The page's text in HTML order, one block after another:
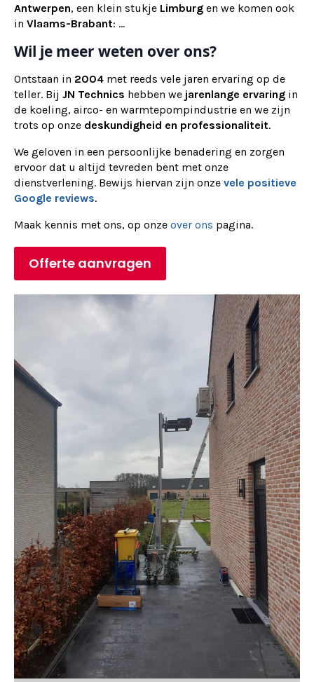
Antwerpen, een klein stukje Limburg en we komen ook
in Vlaams-Brabant: ...
Wil je meer weten over ons?
Ontstaan in 2004 met reeds vele jaren ervaring op de
teller. Bij JN Technics hebben we jarenlange ervaring in
de koeling, airco- en warmtepompindustrie en we zijn
trots op onze deskundigheid en professionaliteit.
We geloven in een persoonlijke benadering en zorgen
ervoor dat u altijd tevreden bent met onze
dienstverlening. Bewijs hiervan zijn onze vele positieve
Google reviews.
Maak kennis met ons, op onze over ons pagina.
Offerte aanvragen